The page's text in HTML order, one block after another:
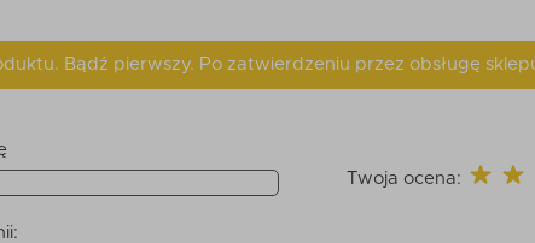
Bądź pierwszy. Po zatwierdzeniu przez obsługę
Twoja ocena: